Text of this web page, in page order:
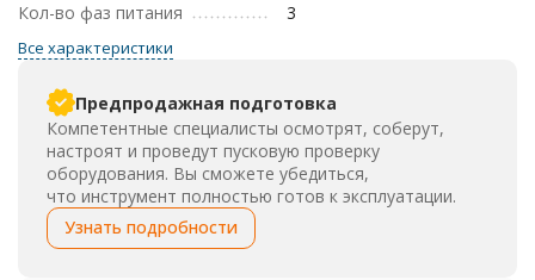
Кол-во фаз питания
3
Все характеристики
Предпродажная подготовка
Компетентные специалисты осмотрят, соберут,
настроят и проведут пусковую проверку
оборудования. Вы сможете убедиться,
что инструмент полностью готов к эксплуатации.
Узнать подробности